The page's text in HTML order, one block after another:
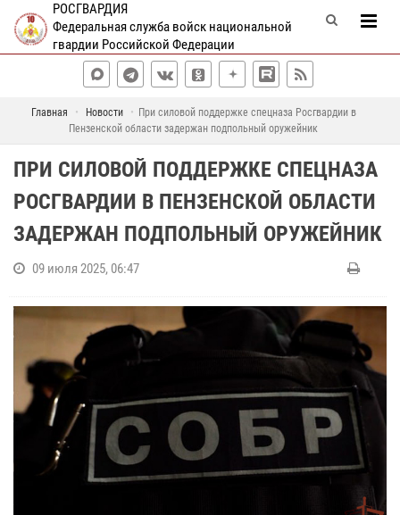
РОСГВАРДИЯ
Федеральная служба войск национальной
гвардии Российской Федерации
Главная Новости
При силовой поддержке спецназа Росгвардии в
Пензенской области задержан подпольный оружейник
ПРИ СИЛОВОЙ ПОДДЕРЖКЕ СПЕЦНАЗА
РОСГВАРДИИ В ПЕНЗЕНСКОЙ ОБЛАСТИ
ЗАДЕРЖАН ПОДПОЛЬНЫЙ ОРУЖЕЙНИК
09 июля 2025, 06:47